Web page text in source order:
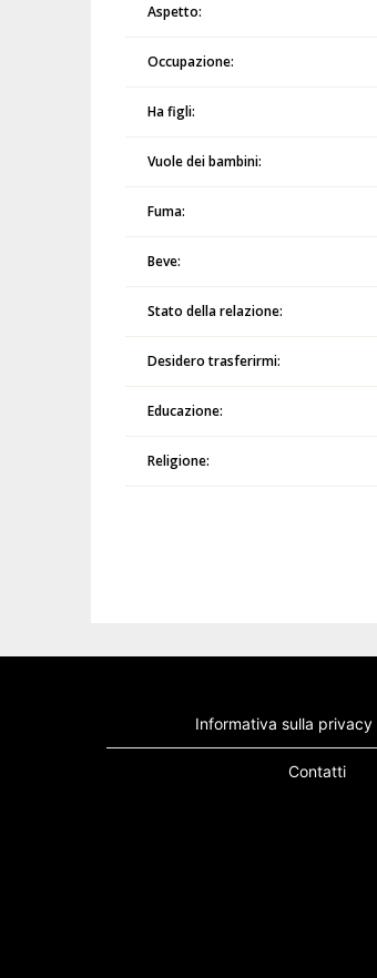
Aspetto:
Occupazione:
Ha figli:
Vuole dei bambini:
Fuma:
Beve:
Stato della relazione:
Desidero trasferirmi:
Educazione:
Religione:
Informativa sulla privacy
Contatti